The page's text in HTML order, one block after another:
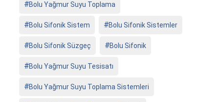
Bolu Yağmur Suyu Toplama
Bolu Sifonik Sistem Bolu Sifonik Sistemler
Bolu Sifonik Süzgeç Bolu Sifonik
Bolu Yağmur Suyu Tesisatı
Bolu Yağmur Suyu Toplama Sistemleri